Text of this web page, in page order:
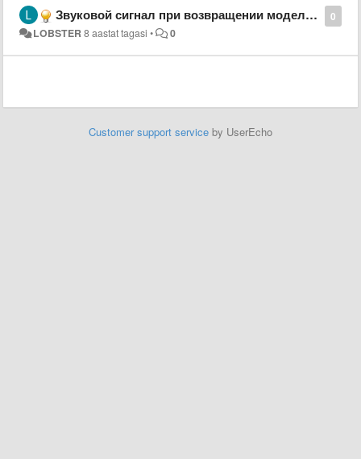
0
Звуковой сигнал при возвращении модели в бесплатный чат
LOBSTER8 aastat tagasi • 0
Customer support service by UserEcho